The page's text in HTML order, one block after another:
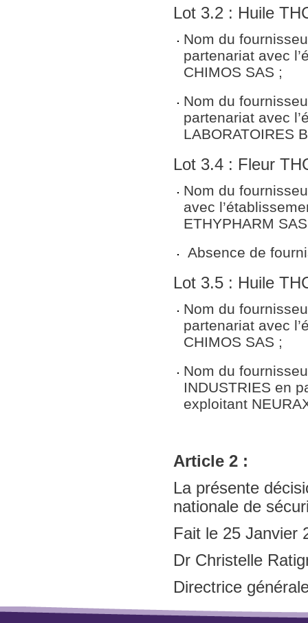
Lot 3.2 : Huile
Nom du
partenariat avec
CHIMOS SAS ;
Nom du
partenariat avec
LABORATOIRES
Lot 3.4 : Fleur
Nom du
avec
ETHYPHARM
Absence de
Lot 3.5 : Huile
Nom du
partenariat avec
CHIMOS SAS ;
Nom du
INDUSTRIES en
exploitant
Article 2 :
La présente
nationale de
Fait le 25 Janvier
Dr Christelle
Directrice